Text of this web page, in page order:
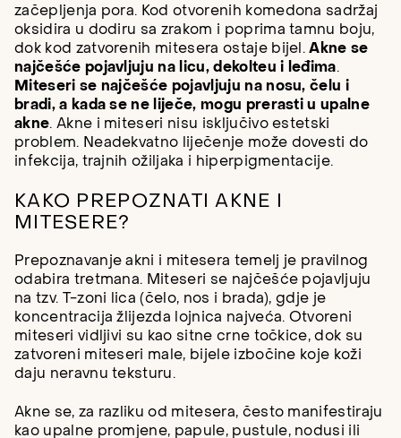
začepljenja pora. Kod otvorenih komedona sadržaj
oksidira u dodiru sa zrakom i poprima tamnu boju,
dok kod zatvorenih mitesera ostaje bijel.Akne se
najčešće pojavljuju na licu, dekolteu i leđima.
Miteseri se najčešće pojavljuju na nosu, čelu i
bradi, a kada se ne liječe, mogu prerasti u upalne
akne. Akne i miteseri nisu isključivo estetski
problem. Neadekvatno liječenje može dovesti do
infekcija, trajnih ožiljaka i hiperpigmentacije.
KAKO PREPOZNATI AKNE I
MITESERE?
Prepoznavanje akni i mitesera temelj je pravilnog
odabira tretmana. Miteseri se najčešće pojavljuju
na tzv. T-zoni lica (čelo, nos i brada), gdje je
koncentracija žlijezda lojnica najveća. Otvoreni
miteseri vidljivi su kao sitne crne točkice, dok su
zatvoreni miteseri male, bijele izbočine koje koži
daju neravnu teksturu.
Akne se, za razliku od mitesera, često manifestiraju
kao upalne promjene, papule, pustule, nodusi ili